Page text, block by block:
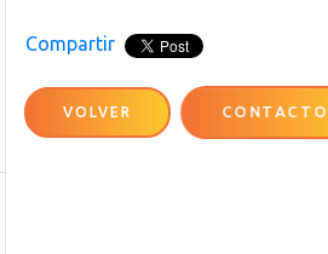
Compartir
VOLVER CONTACTO